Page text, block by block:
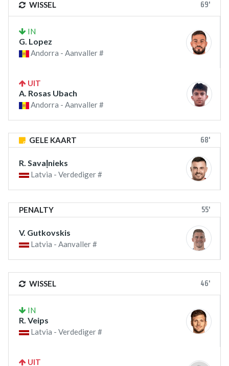
WISSEL 69'
IN
G. Lopez
Andorra - Aanvaller #
UIT
A. Rosas Ubach
Andorra - Aanvaller #
GELE KAART 68'
R. Savaļnieks
Latvia - Verdediger #
PENALTY 55'
V. Gutkovskis
Latvia - Aanvaller #
WISSEL 46'
IN
R. Veips
Latvia - Verdediger #
UIT